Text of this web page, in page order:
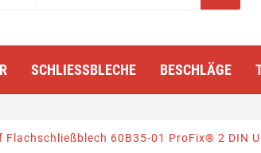
SCHLIESSBLECHE BESCHLÄGE
Flachschließblech 60B35-01 ProFix® 2 DIN